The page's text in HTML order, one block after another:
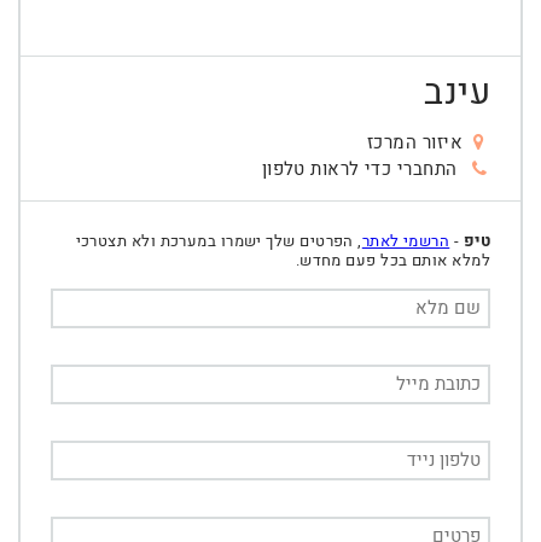
עינב
איזור המרכז
התחברי כדי לראות טלפון
טיפ - הרשמי לאתר, הפרטים שלך ישמרו במערכת ולא תצטרכי
למלא אותם בכל פעם מחדש.